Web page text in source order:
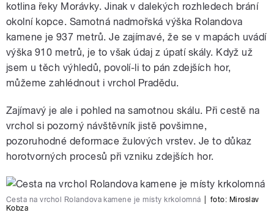
kotlina řeky Morávky. Jinak v dalekých rozhledech brání
okolní kopce. Samotná nadmořská výška Rolandova
kamene je 937 metrů. Je zajímavé, že se v mapách uvádí
výška 910 metrů, je to však údaj z úpatí skály. Když už
jsem u těch výhledů, povolí-li to pán zdejších hor,
můžeme zahlédnout i vrchol Pradědu.
Zajímavý je ale i pohled na samotnou skálu. Při cestě na
vrchol si pozorný návštěvník jistě povšimne,
pozoruhodné deformace žulových vrstev. Je to důkaz
horotvorných procesů při vzniku zdejších hor.
Cesta na vrchol Rolandova kamene je místy krkolomná
foto: Miroslav
Kobza